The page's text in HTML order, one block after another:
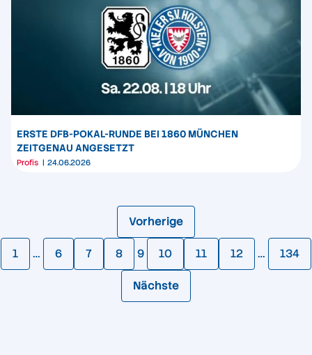
ERSTE DFB-POKAL-RUNDE BEI 1860 MÜNCHEN
ZEITGENAU ANGESETZT
Profis 24.06.2026
Vorherige
1 … 6 7 8 9 10 11 12 … 134
Nächste